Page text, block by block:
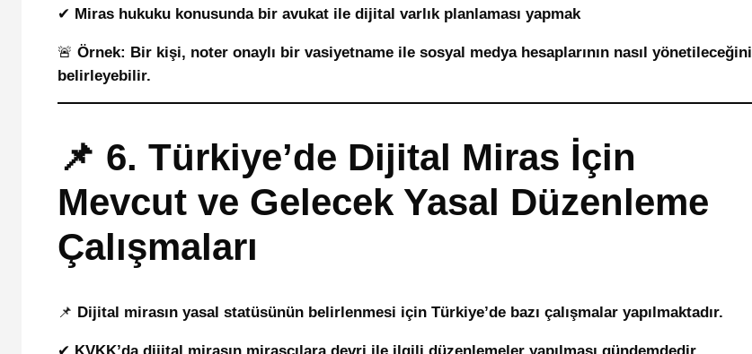
✔ Miras hukuku konusunda bir avukat ile dijital varlık planlaması yapmak
🚨 Örnek: Bir kişi, noter onaylı bir vasiyetname ile sosyal medya hesaplarının nasıl yönetileceğini
belirleyebilir.
📌 6. Türkiye’de Dijital Miras İçin
Mevcut ve Gelecek Yasal Düzenleme
Çalışmaları
📌 Dijital mirasın yasal statüsünün belirlenmesi için Türkiye’de bazı çalışmalar yapılmaktadır.